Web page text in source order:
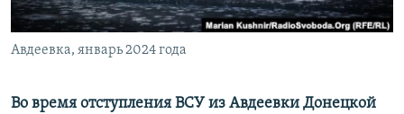
ELIFBE
УКРАИНСКАЯ ПРОБЛЕМА КРЫМА
Авдеевка, январь 2024 года
Во время отступления ВСУ из Авдеевки Донецкой